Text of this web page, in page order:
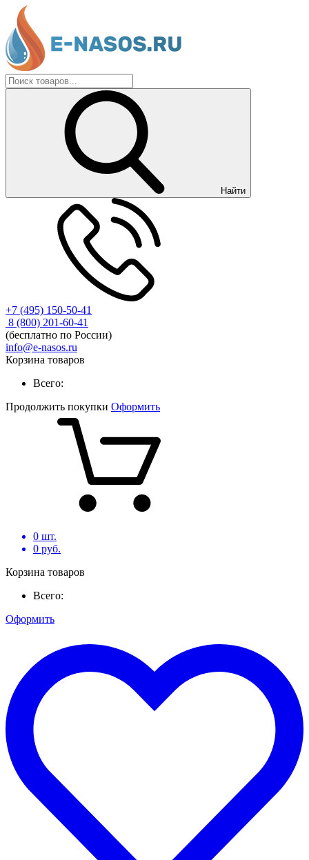
Найти
+7 (495) 150-50-41
8 (800) 201-60-41
(бесплатно по России)
info@e-nasos.ru
Корзина товаров
Всего:
Продолжить покупки Оформить
0 шт.
0 руб.
Корзина товаров
Всего:
Оформить